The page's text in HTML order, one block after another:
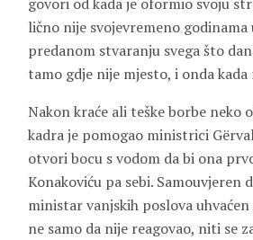
lično nije svojevremeno godinama
predanom stvaranju svega što
tamo gdje nije mjesto, i onda
Nakon kraće ali teške borbe neko
kadra je pomogao ministrici
otvori bocu s vodom da bi ona
Konakoviću pa sebi. Samouvjeren
ministar vanjskih poslova
ne samo da nije reagovao, niti se